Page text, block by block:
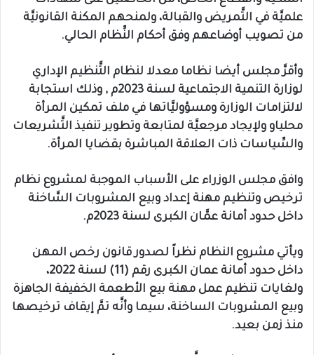
علميَّة في التَّمريض والقبالة، ولمنحهم المكنة القانونيَّة
من تصويب أوضاعهم وفق أحكام النِّظام الحالي.
وأقرَّ مجلس أيضا نظاما معدلا لنظام التَّنظيم الإداري
لوزارة التنمية الاجتماعية لسنة 2023م , وذلك استجابة
لالتزامات الوزارة ومسؤوليَّاتها في ملف تمكين المرأة
محلياو ولإيجاد مرجعيَّة لمتابعة وتطوير تنفيذ التَّشريعات
والسِّياسات ذات العلاقة المباشرة بقضايا المرأة.
وافق مجلس الوزراء على الأسباب الموجبة لمشروع نظام
ترخيص وتنظيم مهنة إعداد وبيع المشروبات السَّاخنة
داخل حدود أمانة عمَّان الكبرى لسنة 2023م.
ويأتي مشروع النظام نظراً لصدور قانون رخص المهن
داخل حدود أمانة عمان الكبرى رقم (11) لسنة 2022،
ولغايات تنظيم عمل مهنة بيع الأطعمة الخفيفة الجاهزة
وبيع المشروبات الساخنة، سيما وأنَّه تمَّ إيقاف ترخيصها
منذ زمن بعيد.